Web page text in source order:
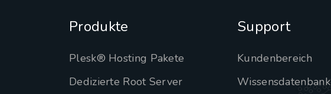
Produkte
Plesk® Hosting Pakete
Dedizierte Root Server
Support
Kundenbereich
Wissensdatenbank